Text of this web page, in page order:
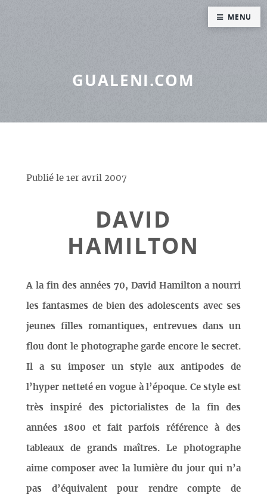
GUALENI.COM
Publié le 1er avril 2007
DAVID
HAMILTON
A la fin des années 70, David Hamilton a nourri
les fantasmes de bien des adolescents avec ses
jeunes filles romantiques, entrevues dans un
flou dont le photographe garde encore le secret.
Il a su imposer un style aux antipodes de
l’hyper netteté en vogue à l’époque. Ce style est
très inspiré des pictorialistes de la fin des
années 1800 et fait parfois référence à des
tableaux de grands maîtres. Le photographe
aime composer avec la lumière du jour qui n’a
pas d’équivalent pour rendre compte de
MENU